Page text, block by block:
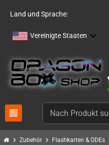
Land und Sprache:
Vereinigte Staaten
view_headline
chevron_right Zubehör chevron_right Flashkarten & ODEs